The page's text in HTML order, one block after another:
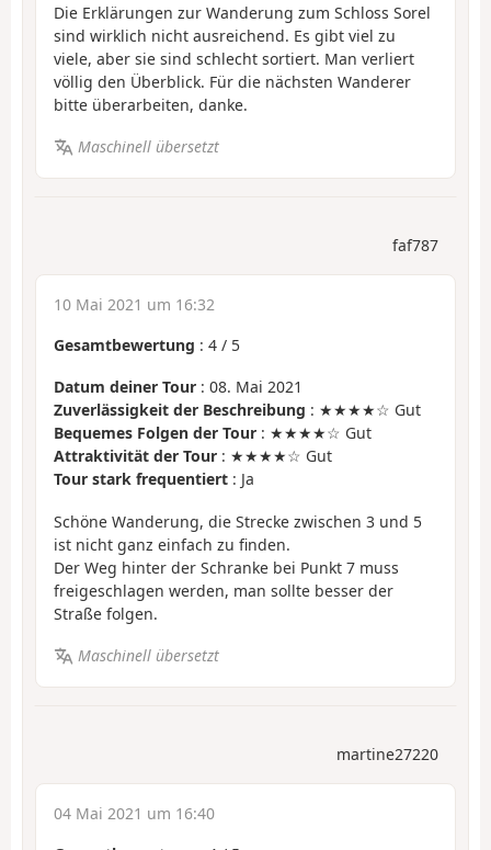
Die Erklärungen zur Wanderung zum Schloss Sorel
sind wirklich nicht ausreichend. Es gibt viel zu
viele, aber sie sind schlecht sortiert. Man verliert
völlig den Überblick. Für die nächsten Wanderer
bitte überarbeiten, danke.
Maschinell übersetzt
faf787
10 Mai 2021 um 16:32
Gesamtbewertung : 4 / 5
Datum deiner Tour : 08. Mai 2021
Zuverlässigkeit der Beschreibung : ★★★★☆ Gut
Bequemes Folgen der Tour : ★★★★☆ Gut
Attraktivität der Tour : ★★★★☆ Gut
Tour stark frequentiert : Ja
Schöne Wanderung, die Strecke zwischen 3 und 5
ist nicht ganz einfach zu finden.
Der Weg hinter der Schranke bei Punkt 7 muss
freigeschlagen werden, man sollte besser der
Straße folgen.
Maschinell übersetzt
martine27220
04 Mai 2021 um 16:40